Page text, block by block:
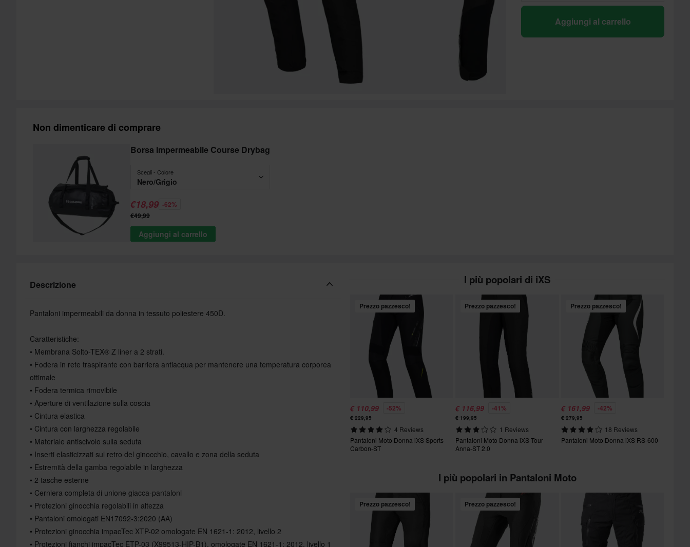
Aggiungi al carrello
Non dimenticare di comprare
Borsa Impermeabile Course Drybag
Scegli - Colore
Nero/Grigio
€18,99 -62%
€49,99
Aggiungi al carrello
Descrizione
Pantaloni impermeabili da donna in tessuto poliestere 450D.
Caratteristiche:
• Membrana Solto-TEX® Z liner a 2 strati.
• Fodera in rete traspirante con barriera antiacqua per mantenere una temperatura corporea
ottimale
• Fodera termica rimovibile
• Aperture di ventilazione sulla coscia
• Cintura elastica
• Cintura con larghezza regolabile
• Materiale antiscivolo sulla seduta
• Inserti elasticizzati sul retro del ginocchio, cavallo e zona della seduta
• Estremità della gamba regolabile in larghezza
• 2 tasche esterne
• Cerniera completa di unione giacca-pantaloni
• Protezioni ginocchia regolabili in altezza
• Pantaloni omologati EN17092-3:2020 (AA)
• Protezioni ginocchia impacTec XTP-02 omologate EN 1621-1: 2012, livello 2
• Protezioni fianchi impacTec ETP-03 (X99513-HIP-B1), omologate EN 1621-1: 2012, livello 1
I più popolari di iXS
Prezzo pazzesco!
€ 110,99 -52%
€ 229,95
4 Reviews
Pantaloni Moto Donna iXS Sports
Carbon-ST
Prezzo pazzesco!
€ 116,99 -41%
€ 199,95
1 Reviews
Pantaloni Moto Donna iXS Tour
Anna-ST 2.0
Prezzo pazzesco!
€ 161,99 -42%
€ 279,95
18 Reviews
Pantaloni Moto Donna iXS RS-600
I più popolari in Pantaloni Moto
Prezzo pazzesco! Prezzo pazzesco!